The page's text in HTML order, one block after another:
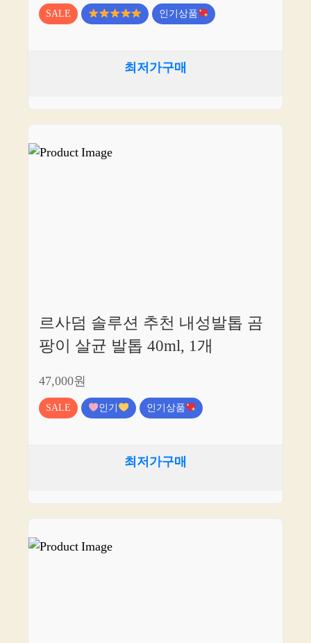
SALE 인기상품
최저가구매
르사덤 솔루션 추천 내성발톱 곰
팡이 살균 발톱 40ml, 1개
47,000원
SALE 인기 인기상품
최저가구매